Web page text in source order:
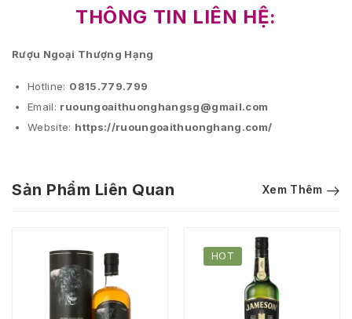
THÔNG TIN LIÊN HỆ:
Rượu Ngoại Thượng Hạng
Hotline: 0815.779.799
Email: ruoungoaithuonghangsg@gmail.com
Website: https://ruoungoaithuonghang.com/
Sản Phẩm Liên Quan Xem Thêm
HOT